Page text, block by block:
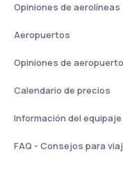
Opiniones de aerolíneas
Aeropuertos
Opiniones de
Calendario de precios
Información del equipaje
FAQ - Consejos para